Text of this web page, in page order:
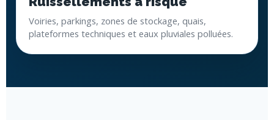
Voiries, parkings, zones de stockage, quais,
plateformes techniques et eaux pluviales polluées.